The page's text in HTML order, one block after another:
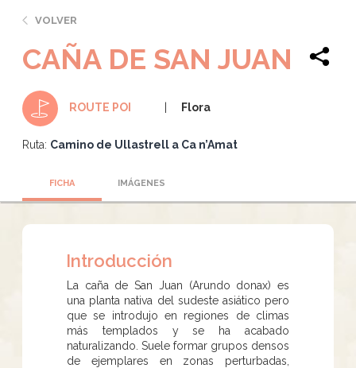
VOLVER
CAÑA DE SAN JUAN
ROUTE POI Flora
Ruta: Camino de Ullastrell a Ca n’Amat
FICHA IMÁGENES
Introducción
La caña de San Juan (Arundo donax) es
una planta nativa del sudeste asiático pero
que se introdujo en regiones de climas
más templados y se ha acabado
naturalizando. Suele formar grupos densos
de ejemplares en zonas perturbadas,